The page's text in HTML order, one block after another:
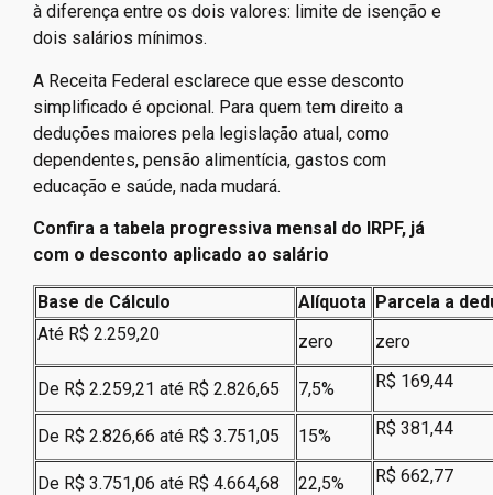
à diferença entre os dois valores: limite de isenção e
dois salários mínimos.
A Receita Federal esclarece que esse desconto
simplificado é opcional. Para quem tem direito a
deduções maiores pela legislação atual, como
dependentes, pensão alimentícia, gastos com
educação e saúde, nada mudará.
Confira a tabela progressiva mensal do IRPF, já
com o desconto aplicado ao salário
Base de Cálculo Alíquota Parcela a
Até R$ 2.259,20
zero zero
De R$ 2.259,21 até R$ 2.826,65 7,5% R$ 169,44
De R$ 2.826,66 até R$ 3.751,05 15% R$ 381,44
De R$ 3.751,06 até R$ 4.664,68 22,5% R$ 662,77